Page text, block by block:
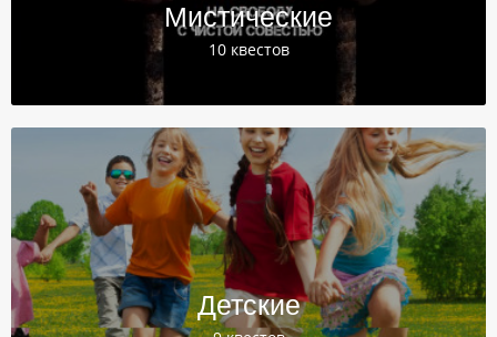
Мистические
10 квестов
Детские